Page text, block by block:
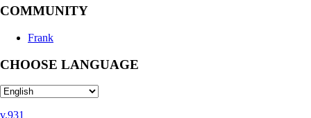
COMMUNITY
Frank
CHOOSE LANGUAGE
v.931